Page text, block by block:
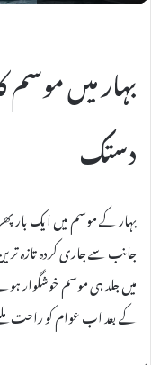
بہار میں موسم
دستک
بہار کے موسم میں ایک بار
جانب سے جاری کردہ تازہ
میں جلد ہی موسم خوشگوار
کے بعد اب عوام کو راحت